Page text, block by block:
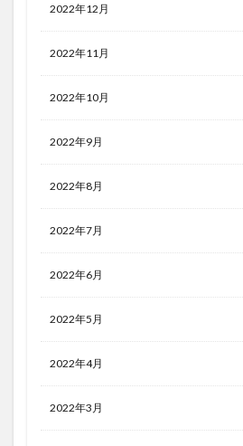
2022年12月
2022年11月
2022年10月
2022年9月
2022年8月
2022年7月
2022年6月
2022年5月
2022年4月
2022年3月